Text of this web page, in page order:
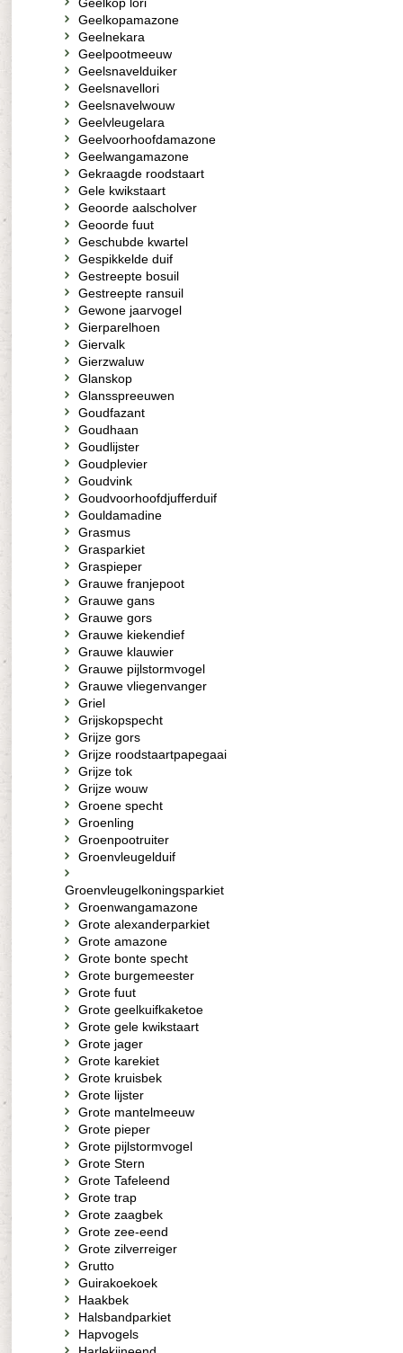
Geelkopamazone
Geelnekara
Geelpootmeeuw
Geelsnavelduiker
Geelsnavellori
Geelsnavelwouw
Geelvleugelara
Geelvoorhoofdamazone
Geelwangamazone
Gekraagde roodstaart
Gele kwikstaart
Geoorde aalscholver
Geoorde fuut
Geschubde kwartel
Gespikkelde duif
Gestreepte bosuil
Gestreepte ransuil
Gewone jaarvogel
Gierparelhoen
Giervalk
Gierzwaluw
Glanskop
Glansspreeuwen
Goudfazant
Goudhaan
Goudlijster
Goudplevier
Goudvink
Goudvoorhoofdjufferduif
Gouldamadine
Grasmus
Grasparkiet
Graspieper
Grauwe franjepoot
Grauwe gans
Grauwe gors
Grauwe kiekendief
Grauwe klauwier
Grauwe pijlstormvogel
Grauwe vliegenvanger
Griel
Grijskopspecht
Grijze gors
Grijze roodstaartpapegaai
Grijze tok
Grijze wouw
Groene specht
Groenling
Groenpootruiter
Groenvleugelduif
Groenvleugelkoningsparkiet
Groenwangamazone
Grote alexanderparkiet
Grote amazone
Grote bonte specht
Grote burgemeester
Grote fuut
Grote geelkuifkaketoe
Grote gele kwikstaart
Grote jager
Grote karekiet
Grote kruisbek
Grote lijster
Grote mantelmeeuw
Grote pieper
Grote pijlstormvogel
Grote Stern
Grote Tafeleend
Grote trap
Grote zaagbek
Grote zee-eend
Grote zilverreiger
Grutto
Guirakoekoek
Haakbek
Halsbandparkiet
Hapvogels